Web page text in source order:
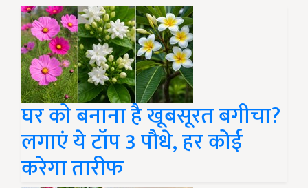
घर को बनाना है खूबसूरत बगीचा?
लगाएं ये टॉप 3 पौधे, हर कोई
करेगा तारीफ